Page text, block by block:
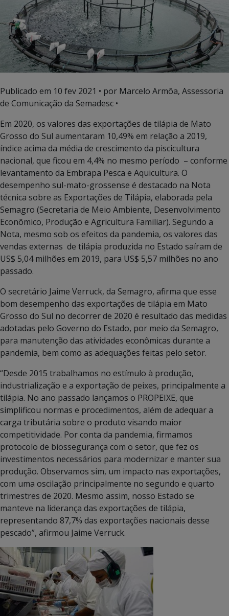
Publicado em 10 fev 2021 • por Marcelo Armôa, Assessoria
de Comunicação da Semadesc •
Em 2020, os valores das exportações de tilápia de Mato
Grosso do Sul aumentaram 10,49% em relação a 2019,
índice acima da média de crescimento da piscicultura
nacional, que ficou em 4,4% no mesmo período – conforme
levantamento da Embrapa Pesca e Aquicultura. O
desempenho sul-mato-grossense é destacado na Nota
técnica sobre as Exportações de Tilápia, elaborada pela
Semagro (Secretaria de Meio Ambiente, Desenvolvimento
Econômico, Produção e Agricultura Familiar). Segundo a
Nota, mesmo sob os efeitos da pandemia, os valores das
vendas externas de tilápia produzida no Estado saíram de
US$ 5,04 milhões em 2019, para US$ 5,57 milhões no ano
passado.
O secretário Jaime Verruck, da Semagro, afirma que esse
bom desempenho das exportações de tilápia em Mato
Grosso do Sul no decorrer de 2020 é resultado das medidas
adotadas pelo Governo do Estado, por meio da Semagro,
para manutenção das atividades econômicas durante a
pandemia, bem como as adequações feitas pelo setor.
“Desde 2015 trabalhamos no estímulo à produção,
industrialização e a exportação de peixes, principalmente a
tilápia. No ano passado lançamos o PROPEIXE, que
simplificou normas e procedimentos, além de adequar a
carga tributária sobre o produto visando maior
competitividade. Por conta da pandemia, firmamos
protocolo de biossegurança com o setor, que fez os
investimentos necessários para modernizar e manter sua
produção. Observamos sim, um impacto nas exportações,
com uma oscilação principalmente no segundo e quarto
trimestres de 2020. Mesmo assim, nosso Estado se
manteve na liderança das exportações de tilápia,
representando 87,7% das exportações nacionais desse
pescado”, afirmou Jaime Verruck.